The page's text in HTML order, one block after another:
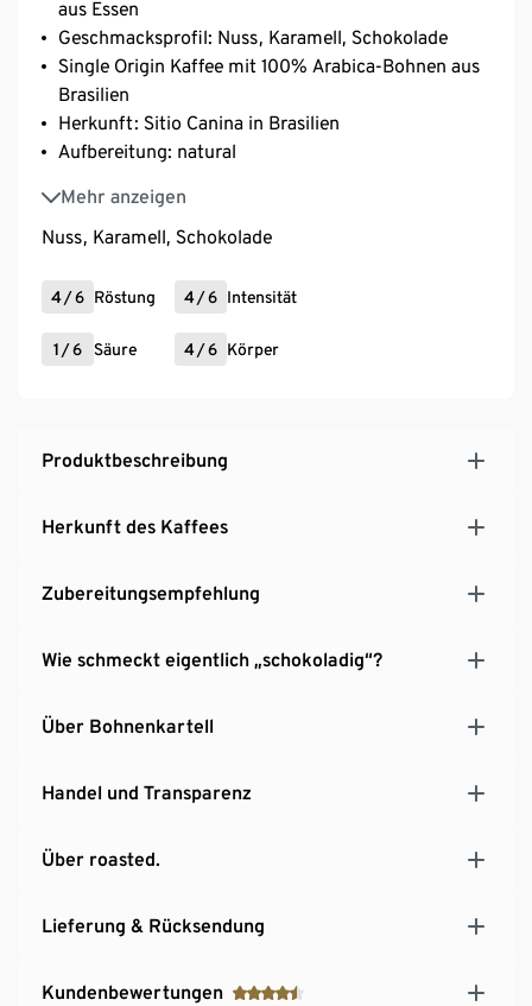
aus Essen
Geschmacksprofil: Nuss, Karamell, Schokolade
Single Origin Kaffee mit 100% Arabica-Bohnen aus
Brasilien
Herkunft: Sitio Canina in Brasilien
Aufbereitung: natural
Mehr anzeigen
Varietät: Gelber und Roter Catuai (Brasilien)
Nuss, Karamell, Schokolade
4/6 Röstung 4/6 Intensität
1 /6 Säure 4/6 Körper
Produktbeschreibung
Herkunft des Kaffees
Zubereitungsempfehlung
Wie schmeckt eigentlich „schokoladig“?
Über Bohnenkartell
Handel und Transparenz
Über roasted.
Lieferung & Rücksendung
Kundenbewertungen